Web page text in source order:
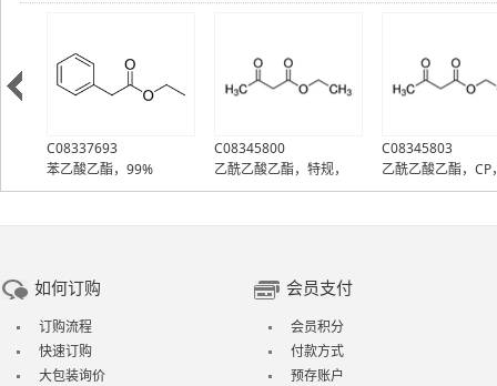
C08337693
苯乙酸乙酯，99%
C08345800
乙酰乙酸乙酯，特规，
99%
C08345803
乙酰乙酸乙酯，CP
98%
如何订购
订购流程
快速订购
大包装询价
会员支付
会员积分
付款方式
预存账户